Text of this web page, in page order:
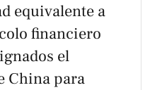
equivalente a
financiero
el
China para